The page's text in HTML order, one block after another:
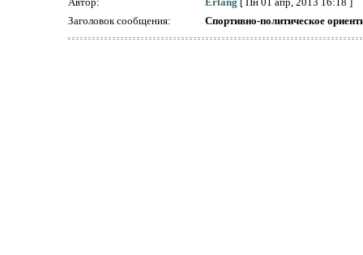
Заголовок сообщения:
Спортивно-политическое